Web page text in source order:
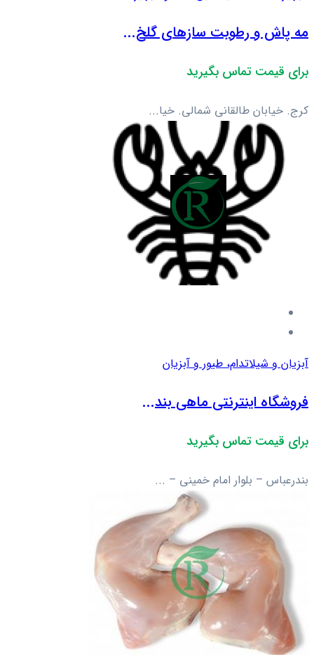
مه پاش و رطوبت سازهای گلخ...
برای قیمت تماس بگیرید
کرج. خیابان طالقانی شمالی. خیا...
آبزیان و شیلاتدام، طیور و آبزیان
فروشگاه اینترنتی ماهی بند...
برای قیمت تماس بگیرید
بندرعباس – بلوار امام خمینی – ...